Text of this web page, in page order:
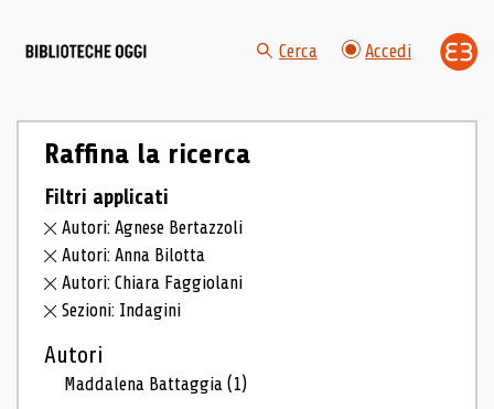
Cerca Accedi
Raffina la ricerca
Filtri applicati
Autori: Agnese Bertazzoli
Autori: Anna Bilotta
Autori: Chiara Faggiolani
Sezioni: Indagini
Autori
Maddalena Battaggia(1)